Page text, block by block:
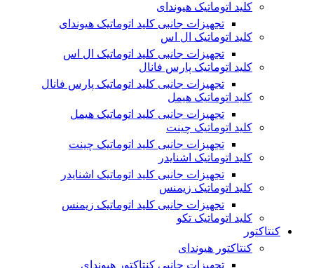
کلید اتوماتیک هیوندای
تجهیزات جانبی کلید اتوماتیک هیوندای
کلید اتوماتیک ال اس
تجهیزات جانبی کلید اتوماتیک ال اس
کلید اتوماتیک پارس فانال
تجهیزات جانبی کلید اتوماتیک پارس فانال
کلید اتوماتیک هیمل
تجهیزات جانبی کلید اتوماتیک هیمل
کلید اتوماتیک چینت
تجهیزات جانبی کلید اتوماتیک چینت
کلید اتوماتیک اشنایدر
تجهیزات جانبی کلید اتوماتیک اشنایدر
کلید اتوماتیک زیمنس
تجهیزات جانبی کلید اتوماتیک زیمنس
کلید اتوماتیک تکو
کنتاکتور
کنتاکتور هیوندای
تجهیزات جانبی کنتاکتور هیوندای